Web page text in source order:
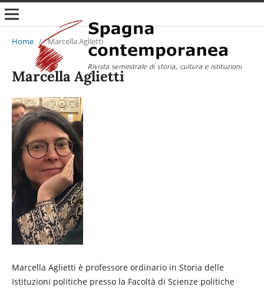
Home / Marcella Aglietti
Marcella Aglietti
Marcella Aglietti è professore ordinario in Storia delle
Istituzioni politiche presso la Facoltà di Scienze politiche